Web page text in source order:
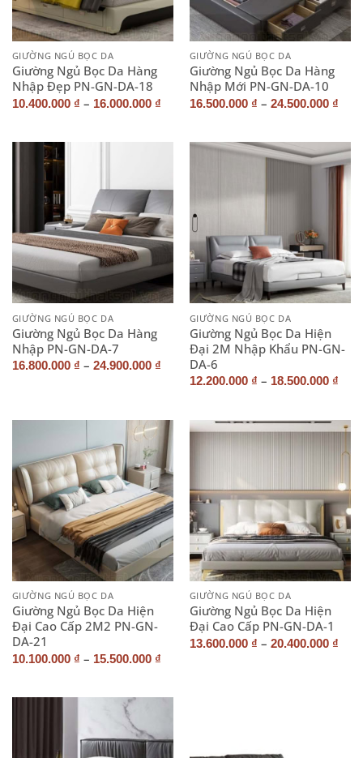
GIƯỜNG NGỦ BỌC DA
Giường Ngủ Bọc Da Hàng
Nhập Đẹp PN-GN-DA-18
10.400.000 ₫ – 16.000.000 ₫
GIƯỜNG NGỦ BỌC DA
Giường Ngủ Bọc Da Hàng
Nhập Mới PN-GN-DA-10
16.500.000 ₫ – 24.500.000 ₫
GIƯỜNG NGỦ BỌC DA
Giường Ngủ Bọc Da Hàng
Nhập PN-GN-DA-7
16.800.000 ₫ – 24.900.000 ₫
GIƯỜNG NGỦ BỌC DA
Giường Ngủ Bọc Da Hiện
Đại 2M Nhập Khẩu PN-GN-
DA-6
12.200.000 ₫ – 18.500.000 ₫
GIƯỜNG NGỦ BỌC DA
Giường Ngủ Bọc Da Hiện
Đại Cao Cấp 2M2 PN-GN-
DA-21
10.100.000 ₫ – 15.500.000 ₫
GIƯỜNG NGỦ BỌC DA
Giường Ngủ Bọc Da Hiện
Đại Cao Cấp PN-GN-DA-1
13.600.000 ₫ – 20.400.000 ₫